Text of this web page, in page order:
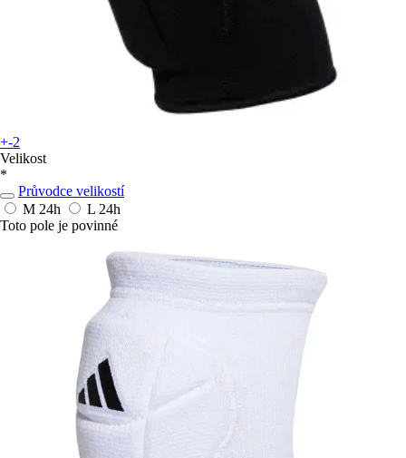
+-2
Velikost
*
Průvodce velikostí
M 24h L 24h
Toto pole je povinné